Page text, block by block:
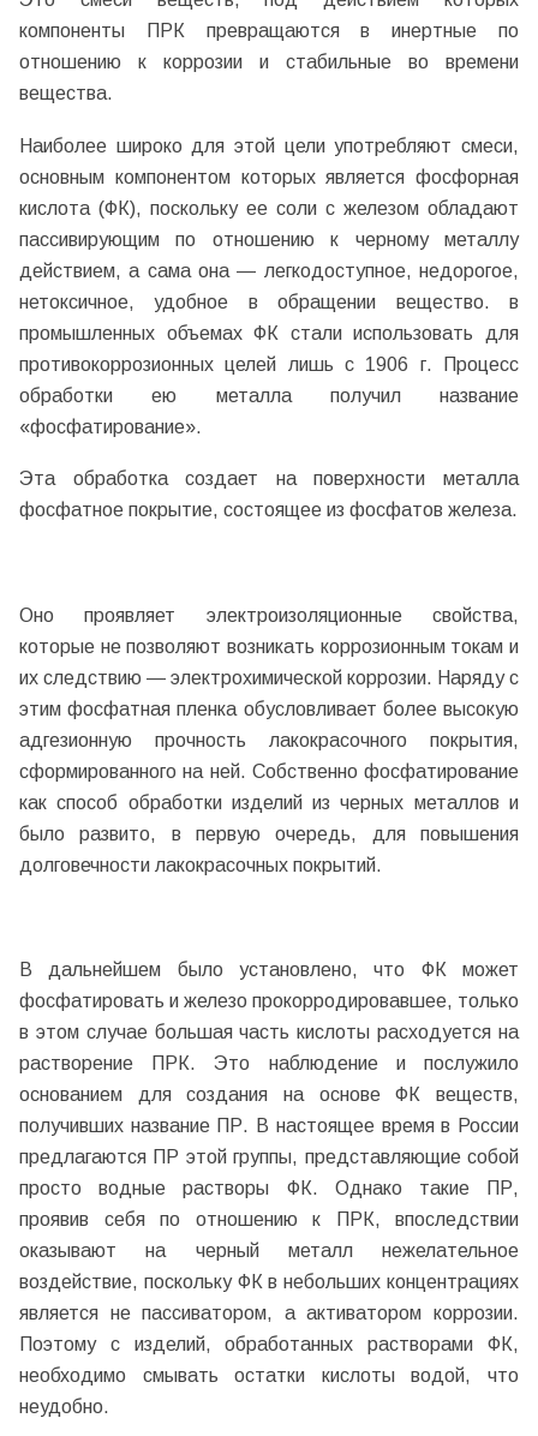
компоненты ПРК превращаются в инертные по
отношению к коррозии и стабильные во времени
вещества.
Наиболее широко для этой цели употребляют смеси,
основным компонентом которых является фосфорная
кислота (ФК), поскольку ее соли с железом обладают
пассивирующим по отношению к черному металлу
действием, а сама она — легкодоступное, недорогое,
нетоксичное, удобное в обращении вещество. в
промышленных объемах ФК стали использовать для
противокоррозионных целей лишь с 1906 г. Процесс
обработки ею металла получил название
«фосфатирование».
Эта обработка создает на поверхности металла
фосфатное покрытие, состоящее из фосфатов железа.
Оно проявляет электроизоляционные свойства,
которые не позволяют возникать коррозионным токам и
их следствию — электрохимической коррозии. Наряду с
этим фосфатная пленка обусловливает более высокую
адгезионную прочность лакокрасочного покрытия,
сформированного на ней. Собственно фосфатирование
как способ обработки изделий из черных металлов и
было развито, в первую очередь, для повышения
долговечности лакокрасочных покрытий.
В дальнейшем было установлено, что ФК может
фосфатировать и железо прокорродировавшее, только
в этом случае большая часть кислоты расходуется на
растворение ПРК. Это наблюдение и послужило
основанием для создания на основе ФК веществ,
получивших название ПР. В настоящее время в России
предлагаются ПР этой группы, представляющие собой
просто водные растворы ФК. Однако такие ПР,
проявив себя по отношению к ПРК, впоследствии
оказывают на черный металл нежелательное
воздействие, поскольку ФК в небольших концентрациях
является не пассиватором, а активатором коррозии.
Поэтому с изделий, обработанных растворами ФК,
необходимо смывать остатки кислоты водой, что
неудобно.